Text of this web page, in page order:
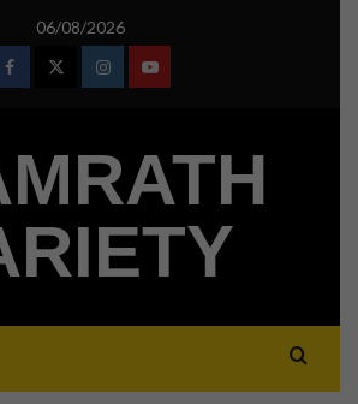
06/08/2026
FacebookTwitterInstagramYoutube